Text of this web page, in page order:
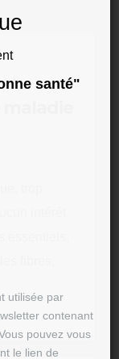
trop
intérêt
essentiels,
fibres,
santé"
utilisée par
contenant
pouvez vous
le lien de